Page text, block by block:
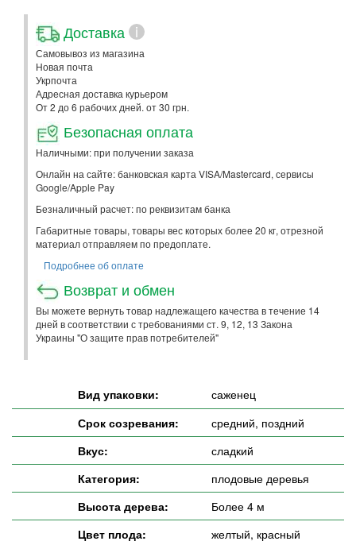
Доставка i
Самовывоз из магазина
Новая почта
Укрпочта
Адресная доставка курьером
От 2 до 6 рабочих дней. от 30 грн.
Безопасная оплата
Наличными: при получении заказа
Онлайн на сайте: банковская карта VISA/Mastercard, сервисы
Google/Apple Pay
Безналичный расчет: по реквизитам банка
Габаритные товары, товары вес которых более 20 кг, отрезной
материал отправляем по предоплате.
Подробнее об оплате
Возврат и обмен
Вы можете вернуть товар надлежащего качества в течение 14
дней в соответствии с требованиями ст. 9, 12, 13 Закона
Украины "О защите прав потребителей"
Вид упаковки:
саженец
Срок созревания:
средний, поздний
Вкус:
сладкий
Категория:
плодовые деревья
Высота дерева:
Более 4 м
Цвет плода:
желтый, красный